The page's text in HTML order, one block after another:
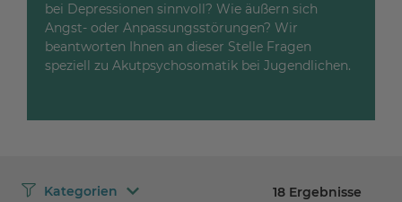
bei Depressionen sinnvoll? Wie äußern sich
Angst- oder Anpassungsstörungen? Wir
beantworten Ihnen an dieser Stelle Fragen
speziell zu Akutpsychosomatik bei Jugendlichen.
Kategorien 18 Ergebnisse